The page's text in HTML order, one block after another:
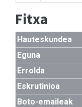
Fitxa
Hauteskundea
Eguna
Errolda
Eskrutinioa
Boto-emaileak